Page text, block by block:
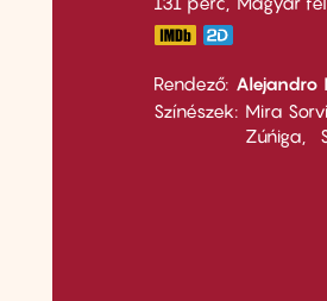
Rendező Alejandro
Színészek
Mira
Zúńiga